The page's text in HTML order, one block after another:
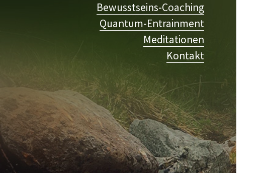
Bewusstseins-Coaching
Quantum-Entrainment
Meditationen
Kontakt